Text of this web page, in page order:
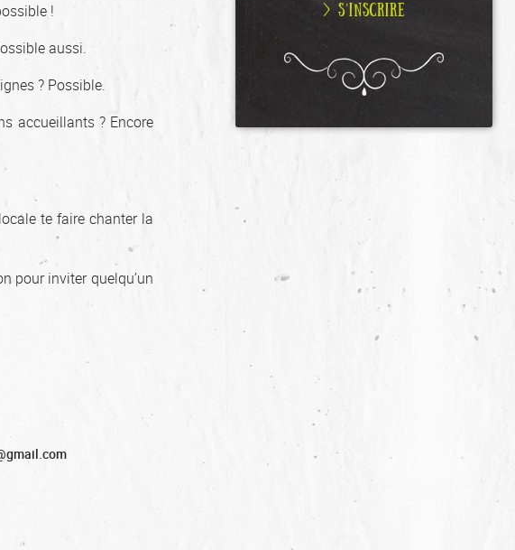
!
aussi.
? Possible.
accueillants ? Encore
te faire chanter la
pour inviter quelqu’un
> S’INSCRIRE